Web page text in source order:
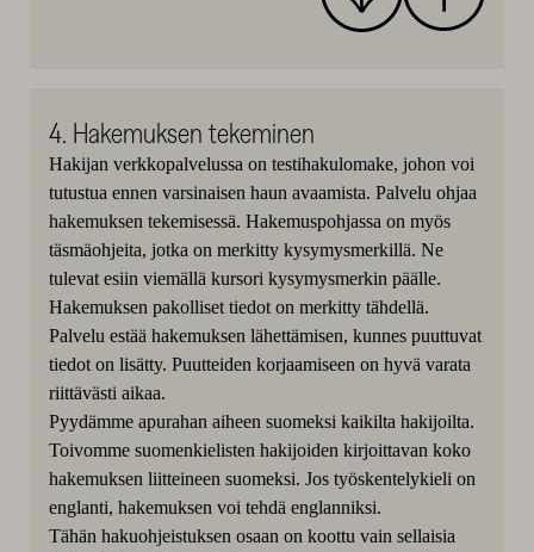
4. Hakemuksen tekeminen
Hakijan verkkopalvelussa on testihakulomake, johon voi
tutustua ennen varsinaisen haun avaamista. Palvelu ohjaa
hakemuksen tekemisessä. Hakemuspohjassa on myös
täsmäohjeita, jotka on merkitty kysymysmerkillä. Ne
tulevat esiin viemällä kursori kysymysmerkin päälle.
Hakemuksen pakolliset tiedot on merkitty tähdellä.
Palvelu estää hakemuksen lähettämisen, kunnes puuttuvat
tiedot on lisätty. Puutteiden korjaamiseen on hyvä varata
riittävästi aikaa.
Pyydämme apurahan aiheen suomeksi kaikilta hakijoilta.
Toivomme suomenkielisten hakijoiden kirjoittavan koko
hakemuksen liitteineen suomeksi. Jos työskentelykieli on
englanti, hakemuksen voi tehdä englanniksi.
Tähän hakuohjeistuksen osaan on koottu vain sellaisia